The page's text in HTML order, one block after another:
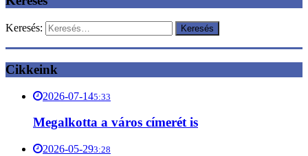
Keresés:
Cikkeink
2026-07-145:33
Megalkotta a város címerét is
2026-05-293:28